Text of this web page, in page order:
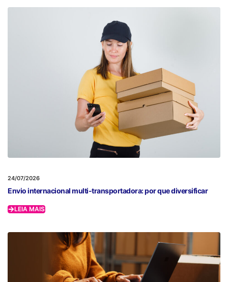
24/07/2026
Envio internacional multi-transportadora: por que diversificar
LEIA MAIS